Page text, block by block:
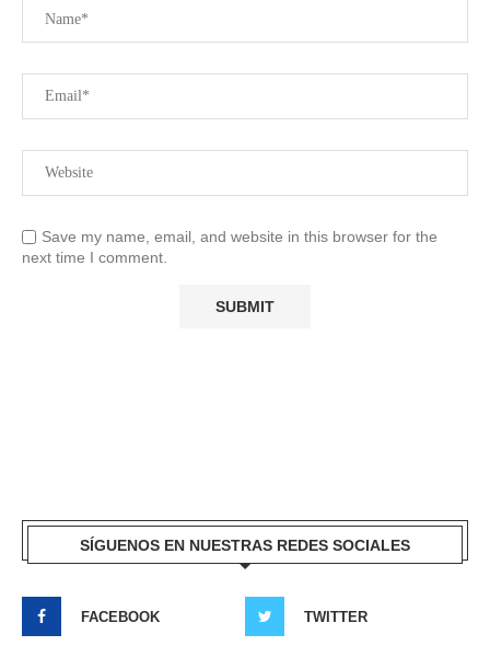
Save my name, email, and website in this browser for the
next time I comment.
SÍGUENOS EN NUESTRAS REDES SOCIALES
FACEBOOK TWITTER